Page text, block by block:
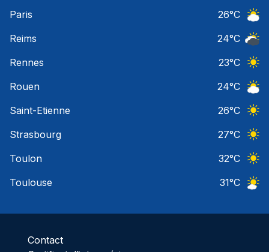
Paris
26°C
Reims
24°C
Rennes
23°C
Rouen
24°C
Saint-Etienne
26°C
Strasbourg
27°C
Toulon
32°C
Toulouse
31°C
Contact